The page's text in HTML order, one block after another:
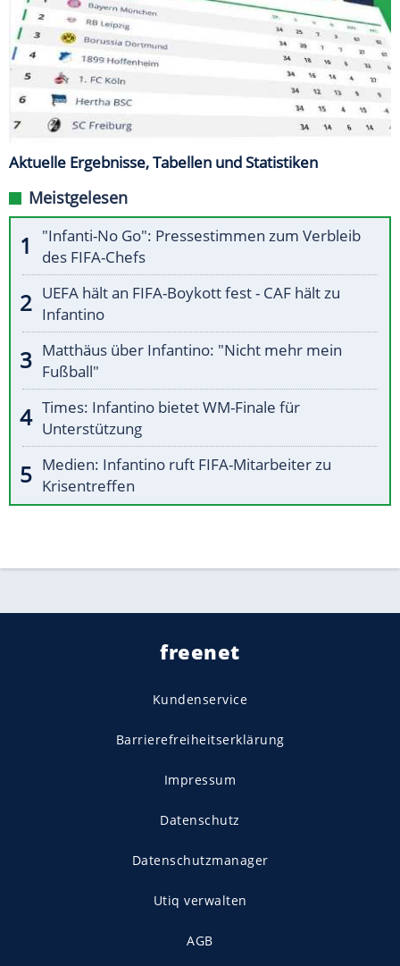
Aktuelle Ergebnisse, Tabellen und Statistiken
Meistgelesen
"Infanti-No Go": Pressestimmen zum Verbleib
des FIFA-Chefs
UEFA hält an FIFA-Boykott fest - CAF hält zu
Infantino
Matthäus über Infantino: "Nicht mehr mein
Fußball"
Times: Infantino bietet WM-Finale für
Unterstützung
Medien: Infantino ruft FIFA-Mitarbeiter zu
Krisentreffen
freenet
Kundenservice
Barrierefreiheitserklärung
Impressum
Datenschutz
Datenschutzmanager
Utiq verwalten
AGB